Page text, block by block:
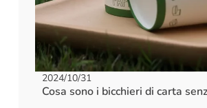
2024/10/31
Cosa sono i bicchieri di carta